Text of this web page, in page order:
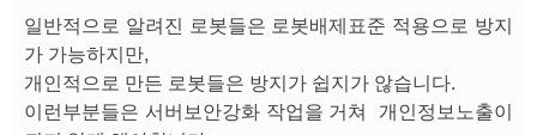
일반적으로 알려진 로봇들은 로봇배제표준 적용으로 방지
가 가능하지만,
개인적으로 만든 로봇들은 방지가 쉽지가 않습니다.
이런부분들은 서버보안강화 작업을 거쳐 개인정보노출이